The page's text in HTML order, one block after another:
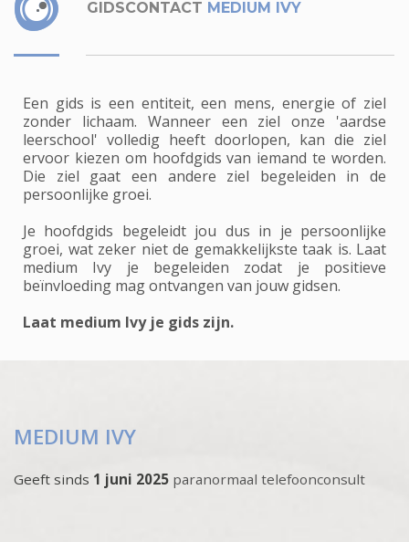
GIDSCONTACT MEDIUM IVY
Een gids is een entiteit, een mens, energie of ziel
zonder lichaam. Wanneer een ziel onze 'aardse
leerschool' volledig heeft doorlopen, kan die ziel
ervoor kiezen om hoofdgids van iemand te worden.
Die ziel gaat een andere ziel begeleiden in de
persoonlijke groei.
Je hoofdgids begeleidt jou dus in je persoonlijke
groei, wat zeker niet de gemakkelijkste taak is. Laat
medium Ivy je begeleiden zodat je positieve
beïnvloeding mag ontvangen van jouw gidsen.
Laat medium Ivy je gids zijn.
MEDIUM IVY
Geeft sinds 1 juni 2025 paranormaal telefoonconsult